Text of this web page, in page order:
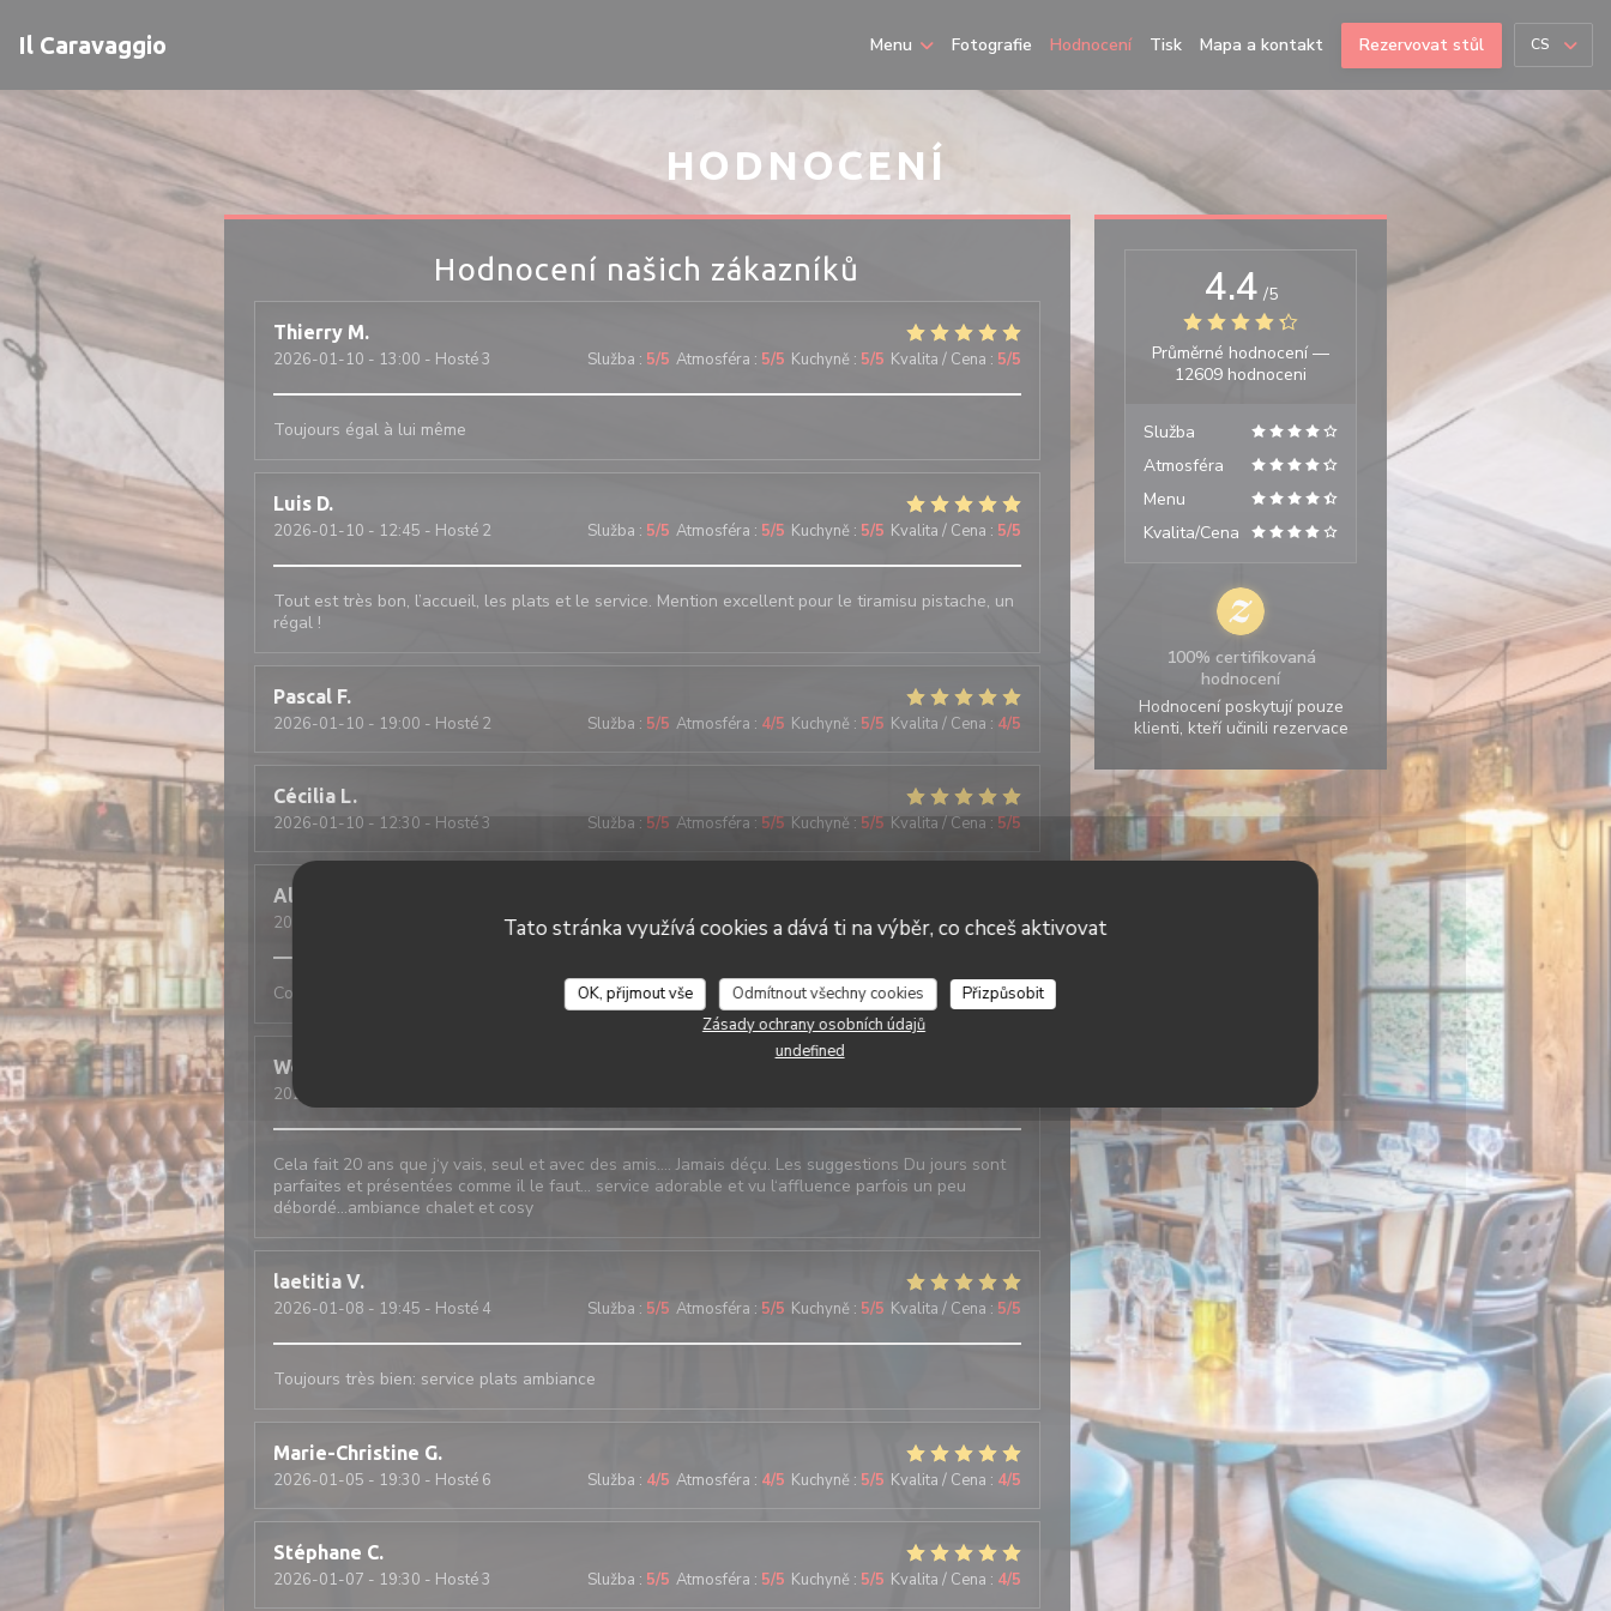
Tato stránka využívá cookies a dává ti na výběr, co chceš aktivovat
OK, přijmout vše Odmítnout všechny cookies
Přizpůsobit
Zásady ochrany osobních údajů
undefined
Il Caravaggio Menu Fotografie Hodnocení Tisk Mapa a kontakt Rezervovat stůl CS
HODNOCENÍ
Hodnocení našich zákazníků
Thierry M
2026-01-10 - 13:00 - Hosté 3 Služba : 5/5 Atmosféra : 5/5 Kuchyně : 5/5 Kvalita / Cena : 5/5
Toujours égal à lui même
Luis D
2026-01-10 - 12:45 - Hosté 2 Služba : 5/5 Atmosféra : 5/5 Kuchyně : 5/5 Kvalita / Cena : 5/5
Tout est très bon, l’accueil, les plats et le service. Mention excellent pour le tiramisu pistache, un
régal !
Pascal F
2026-01-10 - 19:00 - Hosté 2 Služba : 5/5 Atmosféra : 4/5 Kuchyně : 5/5 Kvalita / Cena : 4/5
Cécilia L
2026-01-10 - 12:30 - Hosté 3 Služba:5/5 Atmosféra:5/5 Kuchyně : 5/5 Kvalita / Cena : 5/5
Alan
2026-01-09
Služba: 5 /5 Atmosféra:5 /5 Kuchyně :5/5 Kvalita / Cena:4/5
Comme tjs, convivial et excellent
Wolfgang
2026-01-09
Cela fait 20 ans que j‘y vais, seul et avec des amis…. Jamais déçu. Les suggestions Du jours sont
parfaites et présentées comme il le faut… service adorable et vu l‘affluence parfois un peu
débordé…ambiance chalet et cosy
laetitia V
2026-01-08 - 19:45 - Hosté 4 Služba : 5/5 Atmosféra : 5/5 Kuchyně : 5/5 Kvalita / Cena : 5/5
Toujours très bien: service plats ambiance
Marie-Christine G
2026-01-05 - 19:30 - Hosté 6 Služba : 4/5 Atmosféra : 4/5 Kuchyně : 5/5 Kvalita / Cena : 4/5
Stéphane C
2026-01-07 - 19:30 - Hosté 3 Služba : 5/5 Atmosféra : 5/5 Kuchyně : 5/5 Kvalita / Cena : 4/5
4.4 /5
Průměrné hodnocení —
12609 hodnoceni
Služba
Atmosféra
Menu
Kvalita/Cena
100% certifikovaná
hodnocení
Hodnocení poskytují pouze
klienti, kteří učinili rezervace
Il Caravaggio